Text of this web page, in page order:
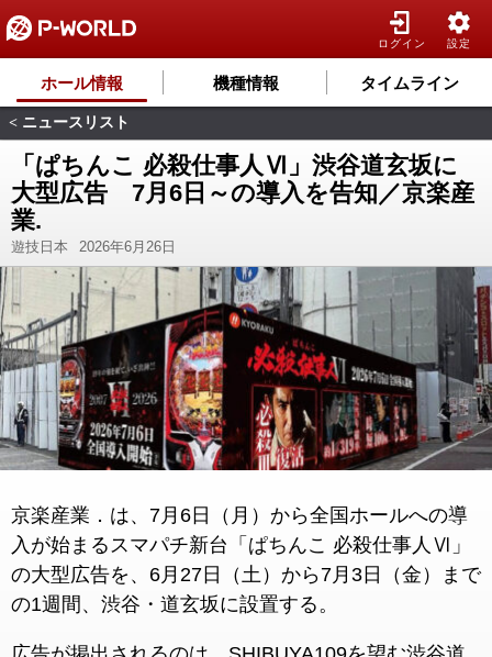
ログイン 設定
ホール情報 機種情報 タイムライン
< ニュースリスト
「ぱちんこ 必殺仕事人Ⅵ」渋谷道玄坂に
大型広告 7月6日～の導入を告知／京楽産
業.
遊技日本 2026年6月26日
京楽産業．は、7月6日（月）から全国ホールへの導
入が始まるスマパチ新台「ぱちんこ 必殺仕事人Ⅵ」
の大型広告を、6月27日（土）から7月3日（金）まで
の1週間、渋谷・道玄坂に設置する。